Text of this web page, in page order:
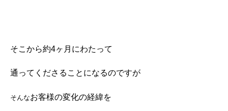
そこから約4ヶ月にわたって
通ってくださることになるのですが
そんなお客様の変化の経緯を